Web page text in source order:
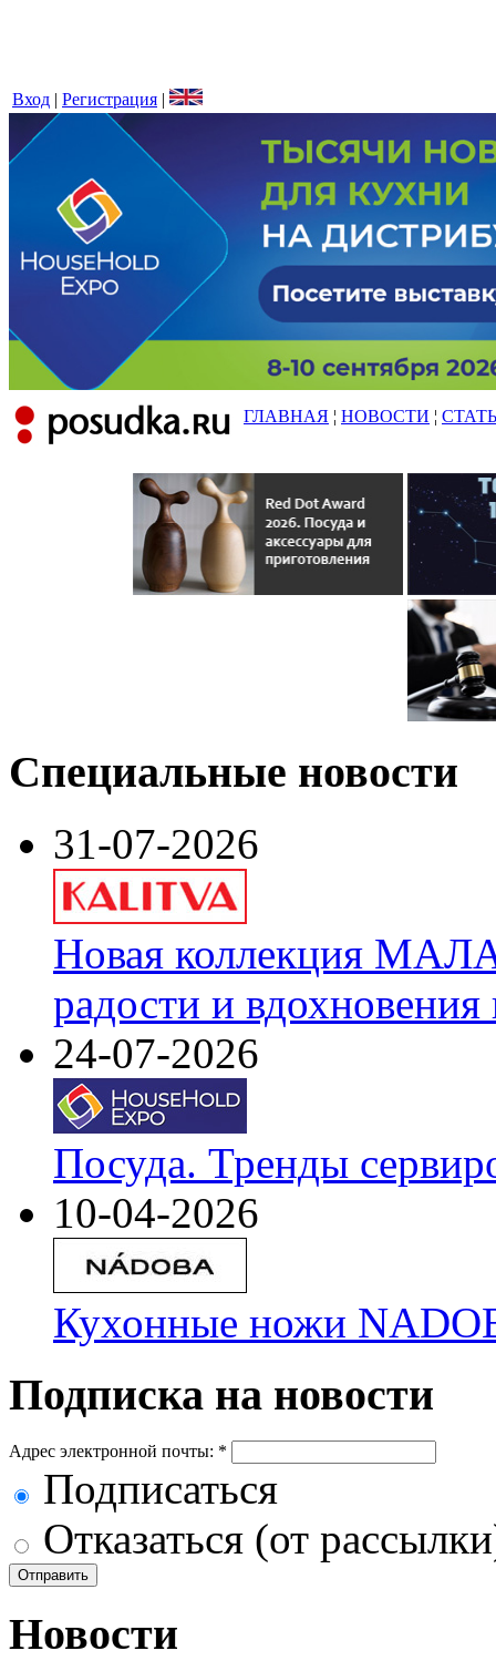
Вход | Регистрация |
ГЛАВНАЯ ¦ НОВОСТИ ¦
Специальные новости
31-07-2026
Новая коллекция
радости и
24-07-2026
Посуда. Тренды
10-04-2026
Кухонные ножи
Подписка на новости
Адрес электронной почты: *
Подписаться
Отказаться (от
Новости